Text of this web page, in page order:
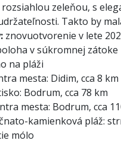
zeleňou, s
Takto by
znovuotvorenie v lete
v súkromnej zátoke
na pláži
mesta: Didim, cca 8 km
Bodrum, cca 78 km
mesta: Bodrum, cca
kamienková pláž:
mólo